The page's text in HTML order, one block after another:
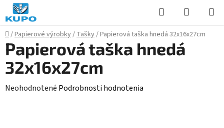
Prejsť
na
obsah
Hľadať
KOŠÍK
Domov
/Papierové výrobky/Tašky/Papierová taška hnedá 32x16x27cm
Papierová taška hnedá
32x16x27cm
Priemerné
Neohodnotené Podrobnosti hodnotenia